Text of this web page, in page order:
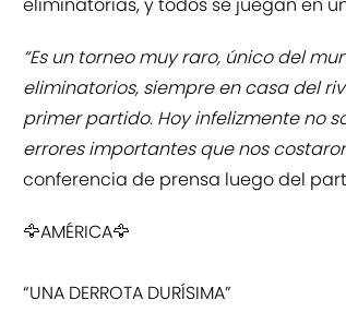
eliminatorias, y todos se juegan en
“Es un torneo muy raro, único del
eliminatorios, siempre en casa del
primer partido. Hoy infelizmente no
errores importantes que nos
conferencia de prensa luego del
🦅AMÉRICA🦅
“UNA DERROTA DURÍSIMA”